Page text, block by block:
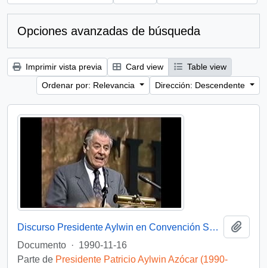
Opciones avanzadas de búsqueda
Imprimir vista previa Card view
Table view
Ordenar por: Relevancia
Dirección: Descendente
Discurso Presidente Aylwin en Convención Santiago: Video
Documento · 1990-11-16
Parte de Presidente Patricio Aylwin Azócar (1990-